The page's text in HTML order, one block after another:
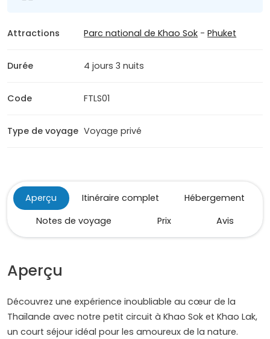
Attractions Parc national de Khao Sok -Phuket
Durée 4 jours 3 nuits
Code FTLS01
Type de voyage Voyage privé
Aperçu Itinéraire complet
Hébergement
Notes de voyage
Prix Avis
Aperçu
Découvrez une expérience inoubliable au cœur de la
Thaïlande avec notre petit circuit à Khao Sok et Khao Lak,
un court séjour idéal pour les amoureux de la nature.